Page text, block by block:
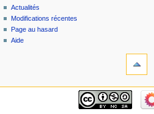
Actualités
Modifications récentes
Page au hasard
Aide